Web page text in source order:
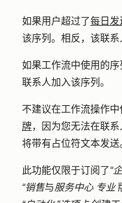
如果用户超过了每日发
该序列。相反，该联系
如果工作流中使用的
联系人加入该序列。
不建议在工作流操作
牌，因为您无法在联
将带有占位符文本发送
此功能仅限于订阅了“
“销售与服务中心 专业